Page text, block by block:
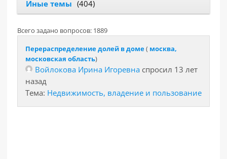
Иные темы (404)
Всего задано вопросов: 1889
Перераспределение долей в доме( москва,
московская область)
Войлокова Ирина Игоревна спросил 13 лет
назад
Тема: Недвижимость, владение и пользование